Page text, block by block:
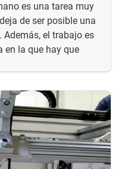
es una tarea muy
de ser posible una
el trabajo es
en la que hay que